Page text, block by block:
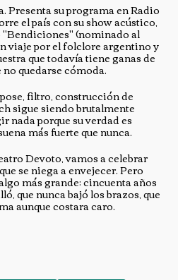
Presenta su programa en Radio
el país con su show acústico,
(nominado al
viaje por el folclore argentino y
que todavía tiene ganas de
quedarse cómoda.
filtro, construcción de
sigue siendo brutalmente
nada porque su verdad es
más fuerte que nunca.
Devoto, vamos a celebrar
se niega a envejecer. Pero
más grande: cincuenta años
que nunca bajó los brazos, que
aunque costara caro.